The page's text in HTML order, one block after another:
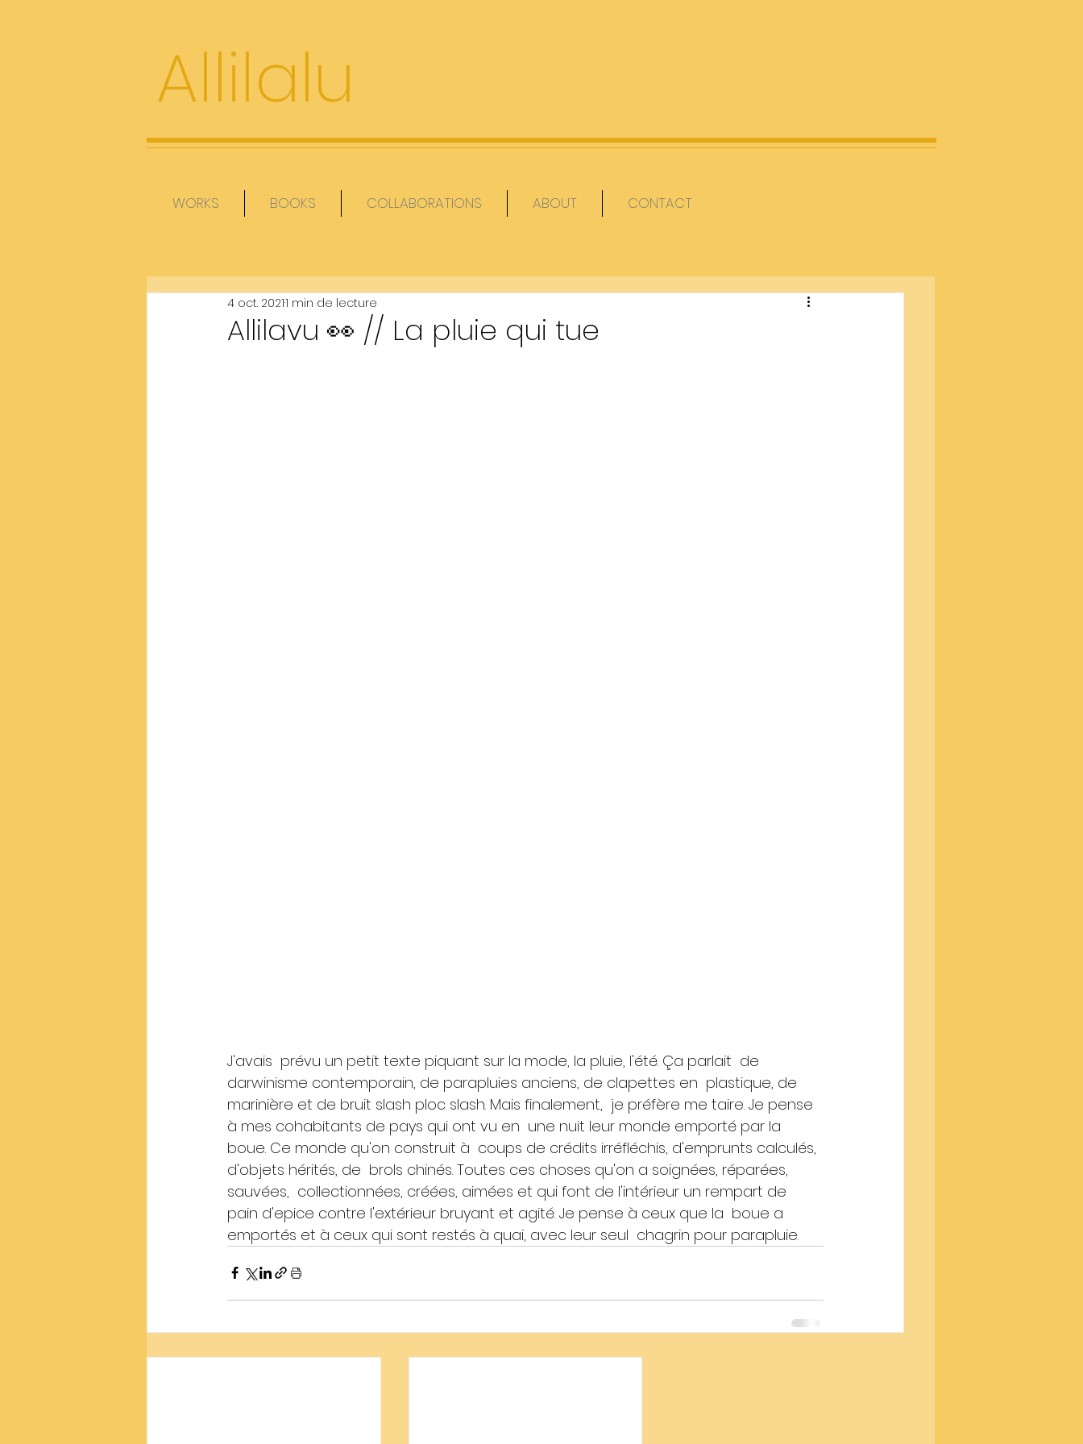
Allilalu
WORKS BOOKS COLLABORATIONS ABOUT CONTACT
Allilavu 👀 // La pluie qui tue
4 oct. 20211 min de lecture
J'avais  prévu un petit texte piquant sur la mode, la pluie, l'été. Ça parlait  de
darwinisme contemporain, de parapluies anciens, de clapettes en  plastique, de
marinière et de bruit slash ploc slash. Mais finalement,  je préfère me taire. Je pense
à mes cohabitants de pays qui ont vu en  une nuit leur monde emporté par la
boue. Ce monde qu'on construit à  coups de crédits irréfléchis, d'emprunts calculés,
d'objets hérités, de  brols chinés. Toutes ces choses qu'on a soignées, réparées,
sauvées,  collectionnées, créées, aimées et qui font de l'intérieur un rempart de
pain d'epice contre l'extérieur bruyant et agité. Je pense à ceux que la  boue a
emportés et à ceux qui sont restés à quai, avec leur seul  chagrin pour parapluie.